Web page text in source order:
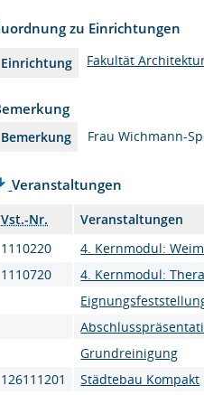
zu Einrichtungen
Einrichtung Fakultät
Bemerkung Frau Wichmann-
Veranstaltungen
Vst.-Nr.
Veranstaltungen
1110220
4. Kernmodul:
1110720
4. Kernmodul:
Grundreinigung
126111201
Städtebau Kompakt